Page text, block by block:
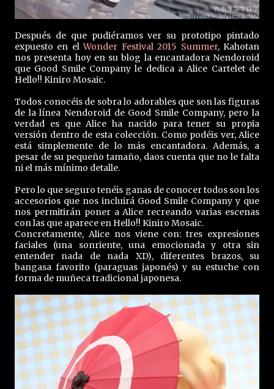
Después de que pudiéramos ver su prototipo pintado
expuesto en elWonder Festival 2015 Summer, Kahotan
nos presenta hoy en su blog la encantadora Nendoroid
que Good Smile Company le dedica a Alice Cartelet de
Hello!! Kiniro Mosaic.
Todos conocéis de sobra lo adorables que son las figuras
de la línea Nendoroid de Good Smile Company, pero la
verdad es que Alice ha nacido para tener su propia
versión dentro de esta colección. Como podéis ver, Alice
está simplemente de lo más encantadora. Además, a
pesar de su pequeño tamaño, daos cuenta que no le falta
ni el más mínimo detalle.
Pero lo que seguro tenéis ganas de conocer todos son los
accesorios que nos incluirá Good Smile Company y que
nos permitirán poner a Alice recreando varias escenas
con las que aparece en Hello!! Kiniro Mosaic.
Concretamente, Alice nos viene con: tres expresiones
faciales (una sonriente, una emocionada y otra sin
entender nada de nada XD), diferentes brazos, su
bangasa favorito (paraguas japonés) y su estuche con
forma de muñeca tradicional japonesa.